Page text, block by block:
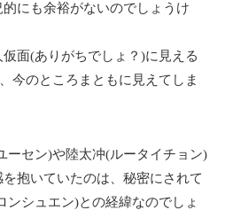
にも余裕がないのでしょうけ
面(ありがちでしょ？)に見える
今のところまともに見えてしま
ーセン)や陸太冲(ルータイチョン)
抱いていたのは、秘密にされて
ンシュエン)との経緯なのでしょ